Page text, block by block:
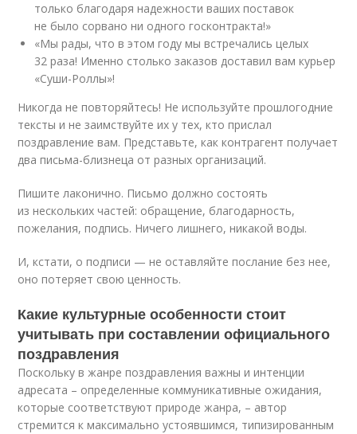
только благодаря надежности ваших поставок
не было сорвано ни одного госконтракта!»
«Мы рады, что в этом году мы встречались целых
32 раза! Именно столько заказов доставил вам курьер
«Суши-Роллы»!
Никогда не повторяйтесь! Не используйте прошлогодние
тексты и не заимствуйте их у тех, кто прислал
поздравление вам. Представьте, как контрагент получает
два письма-близнеца от разных организаций.
Пишите лаконично. Письмо должно состоять
из нескольких частей: обращение, благодарность,
пожелания, подпись. Ничего лишнего, никакой воды.
И, кстати, о подписи — не оставляйте послание без нее,
оно потеряет свою ценность.
Какие культурные особенности стоит
учитывать при составлении официального
поздравления
Поскольку в жанре поздравления важны и интенции
адресата – определенные коммуникативные ожидания,
которые соответствуют природе жанра, – автор
стремится к максимально устоявшимся, типизированным